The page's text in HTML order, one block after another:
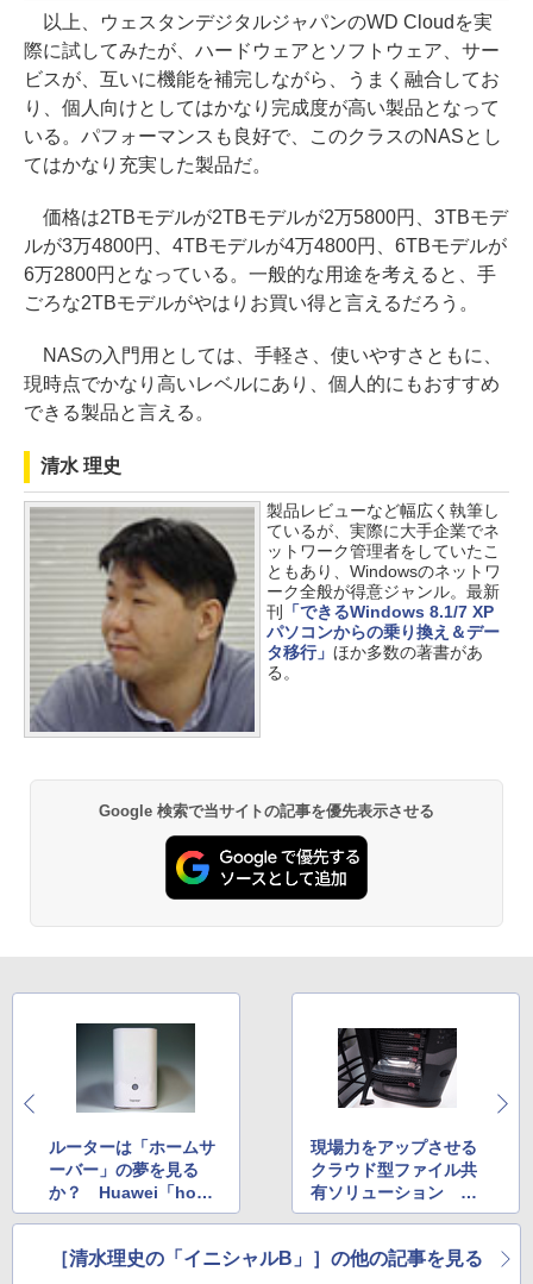
以上、ウェスタンデジタルジャパンのWD Cloudを実
際に試してみたが、ハードウェアとソフトウェア、サー
ビスが、互いに機能を補完しながら、うまく融合してお
り、個人向けとしてはかなり完成度が高い製品となって
いる。パフォーマンスも良好で、このクラスのNASとし
てはかなり充実した製品だ。
価格は2TBモデルが2TBモデルが2万5800円、3TBモデ
ルが3万4800円、4TBモデルが4万4800円、6TBモデルが
6万2800円となっている。一般的な用途を考えると、手
ごろな2TBモデルがやはりお買い得と言えるだろう。
NASの入門用としては、手軽さ、使いやすさともに、
現時点でかなり高いレベルにあり、個人的にもおすすめ
できる製品と言える。
清水 理史
製品レビューなど幅広く執筆し
ているが、実際に大手企業でネ
ットワーク管理者をしていたこ
ともあり、Windowsのネットワ
ーク全般が得意ジャンル。最新
刊
「できるWindows 8.1/7 XP
パソコンからの乗り換え＆デー
タ移行」 ほか多数の著書があ
る。
Google 検索で当サイトの記事を優先表示させる
ルーターは「ホームサ
ーバー」の夢を見る
か？ Huawei「hono
r cube」
現場力をアップさせる
クラウド型ファイル共
有ソリューション Co
nnected Data「Trans
［清水理史の「イニシャルB」］の他の記事を見る